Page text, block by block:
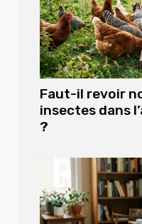
Faut-il revoir
insectes dans
?